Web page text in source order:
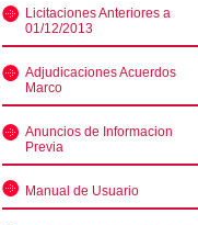
Licitaciones Anteriores a
01/12/2013
Adjudicaciones Acuerdos
Marco
Anuncios de Informacion
Previa
Manual de Usuario